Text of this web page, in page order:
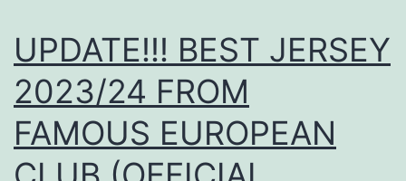
UPDATE!!! BEST JERSEY
2023/24 FROM
FAMOUS EUROPEAN